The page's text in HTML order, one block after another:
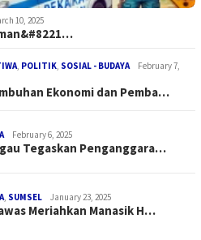
10, 2025
, POLITIK, SOSIAL - BUDAYA
February 7,
Ekonomi dan Pemba…
February 6, 2025
Tegaskan Penganggara…
, SUMSEL January 23, 2025
Meriahkan Manasik H…